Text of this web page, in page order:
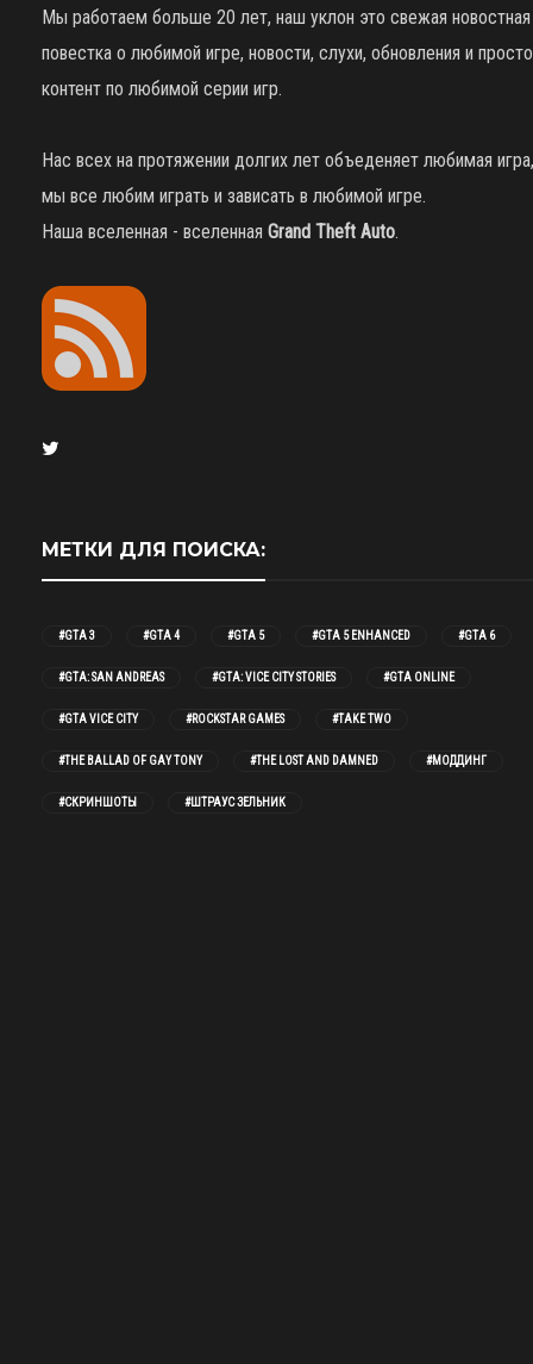
Мы работаем больше 20 лет, наш уклон это свежая новостная
повестка о любимой игре, новости, слухи, обновления и просто
контент по любимой серии игр.
Нас всех на протяжении долгих лет объеденяет любимая игра,
мы все любим играть и зависать в любимой игре.
Наша вселенная - вселенная Grand Theft Auto.
МЕТКИ ДЛЯ ПОИСКА:
#GTA 3 #GTA 4 #GTA 5 #GTA 5 ENHANCED #GTA 6
#GTA: SAN ANDREAS #GTA: VICE CITY STORIES #GTA ONLINE
#GTA VICE CITY #ROCKSTAR GAMES #TAKE TWO
#THE BALLAD OF GAY TONY #THE LOST AND DAMNED #МОДДИНГ
#СКРИНШОТЫ #ШТРАУС ЗЕЛЬНИК